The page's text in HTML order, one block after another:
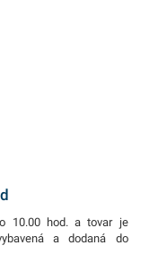
10.00 hod. a tovar je
a dodaná do